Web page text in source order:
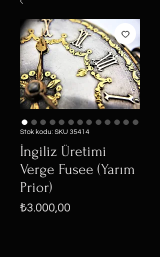
Stok kodu: SKU 35414
İngiliz Üretimi
Verge Fusee (Yarım
Prior)
₺3.000,00